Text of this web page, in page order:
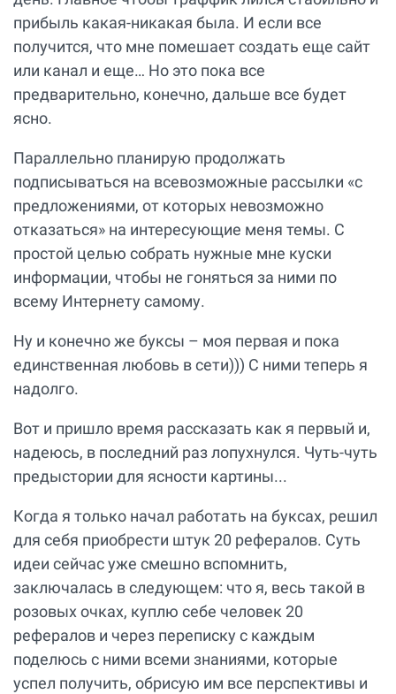
прибыль какая-никакая была. И если все
получится, что мне помешает создать еще сайт
или канал и еще… Но это пока все
предварительно, конечно, дальше все будет
ясно.
Параллельно планирую продолжать
подписываться на всевозможные рассылки «с
предложениями, от которых невозможно
отказаться» на интересующие меня темы. С
простой целью собрать нужные мне куски
информации, чтобы не гоняться за ними по
всему Интернету самому.
Ну и конечно же буксы – моя первая и пока
единственная любовь в сети))) С ними теперь я
надолго.
Вот и пришло время рассказать как я первый и,
надеюсь, в последний раз лопухнулся. Чуть-чуть
предыстории для ясности картины...
Когда я только начал работать на буксах, решил
для себя приобрести штук 20 рефералов. Суть
идеи сейчас уже смешно вспомнить,
заключалась в следующем: что я, весь такой в
розовых очках, куплю себе человек 20
рефералов и через переписку с каждым
поделюсь с ними всеми знаниями, которые
успел получить, обрисую им все перспективы и